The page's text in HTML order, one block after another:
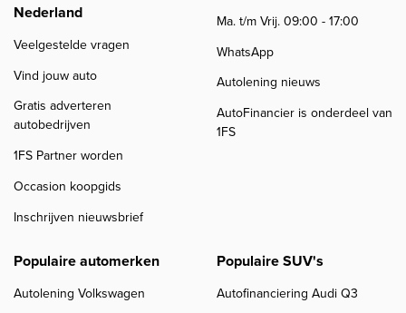
Nederland
Veelgestelde vragen
Vind jouw auto
Gratis adverteren
autobedrijven
1FS Partner worden
Occasion koopgids
Inschrijven nieuwsbrief
Ma. t/m Vrij. 09:00 - 17:00
WhatsApp
Autolening nieuws
AutoFinancier is onderdeel van
1FS
Populaire automerken
Autolening Volkswagen
Populaire SUV's
Autofinanciering Audi Q3